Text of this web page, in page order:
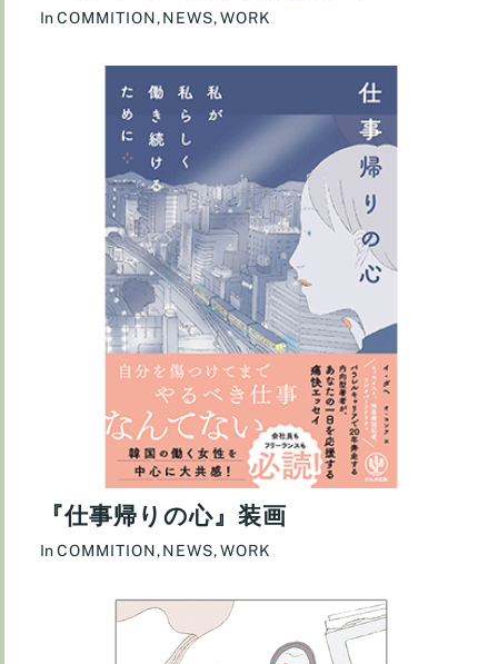
InCOMMITION,NEWS,WORK
『仕事帰りの心』装画
InCOMMITION,NEWS,WORK